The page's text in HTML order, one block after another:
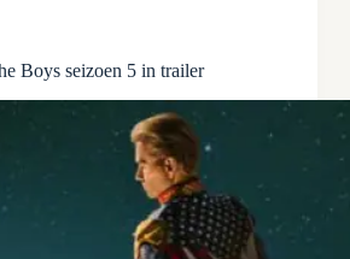
Boys seizoen 5 in trailer